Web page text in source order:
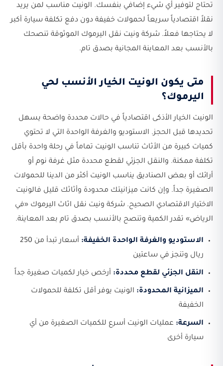
تحتاج لتوفير أي شيء إضافي بنفسك. الونيت مناسب لمن يريد
نقلاً اقتصادياً سريعاً لحمولات خفيفة دون دفع تكلفة سيارة أكبر
لا يحتاجها فعلاً. شركة ونيت نقل اليرموك الموثوقة تنصحك
بالأنسب بعد المعاينة المجانية بصدق تام.
متى يكون الونيت الخيار الأنسب لحي
اليرموك؟
الونيت الخيار الأذكى اقتصادياً في حالات محددة واضحة يسهل
تحديدها قبل الحجز. الاستوديو والغرفة الواحدة التي لا تحتوي
كميات كبيرة من الأثاث تناسب الونيت تماماً في رحلة واحدة بأقل
تكلفة ممكنة. والنقل الجزئي لقطع محددة مثل غرفة نوم أو
أرائك أو بعض الصناديق يناسب الونيت أكثر من الدينا للحمولات
الصغيرة جداً. وإن كانت ميزانيتك محدودة وأثاثك قليل فالونيت
الاختيار الاقتصادي الصحيح. شركة ونيت نقل اثاث اليرموك «في
الرياض» تقدر الكمية وتنصح بالأنسب بصدق تام بعد المعاينة.
الاستوديو والغرفة الواحدة الخفيفة:
أسعار تبدأ من 250
ريال وتنجز في ساعتين
النقل الجزئي لقطع محددة: أرخص خيار لكميات صغيرة جداً
الميزانية المحدودة: الونيت يوفر أقل تكلفة للحمولات
الخفيفة
السرعة: عمليات الونيت أسرع للكميات الصغيرة من أي
سيارة أخرى